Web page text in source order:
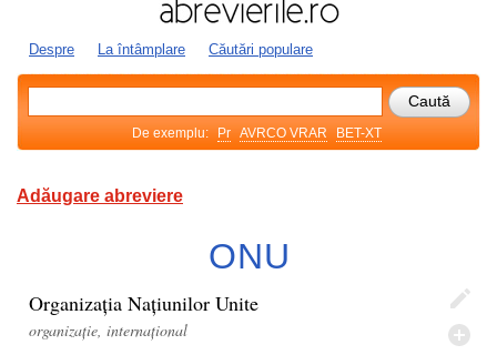
Despre La întâmplare Căutări populare
De exemplu: Pr AVRCO VRAR BET-XT
Adăugare abreviere
ONU
Organizația Națiunilor Unite
organizație, internațional